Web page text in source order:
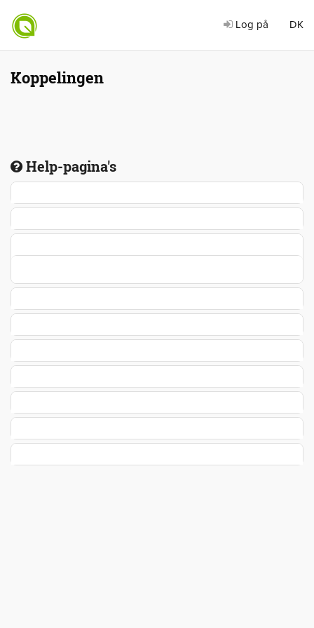
Log på DK
Koppelingen
Help-pagina's